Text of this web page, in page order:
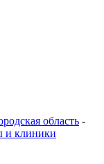
область -
и клиники